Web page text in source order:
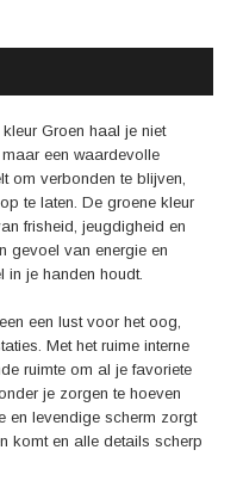
van je telefoon zonder je
is niet zomaar een
metgezel die je zowel
haal je een topklasse
je dagelijkse taken kunt
kleurrijke gebruikerservaring.
Groen haal je niet
een waardevolle
om verbonden te blijven,
te laten. De groene kleur
frisheid, jeugdigheid en
gevoel van energie en
in je handen houdt.
een lust voor het oog,
Met het ruime interne
ruimte om al je favoriete
je zorgen te hoeven
en levendige scherm zorgt
komt en alle details scherp